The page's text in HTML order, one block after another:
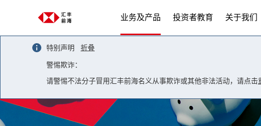
业务及产品
投资者教育 关于我们
特别声明 折叠
警惕欺诈：
请警惕不法分子冒用汇丰前海名义从事欺诈或其他非法活动，请点击